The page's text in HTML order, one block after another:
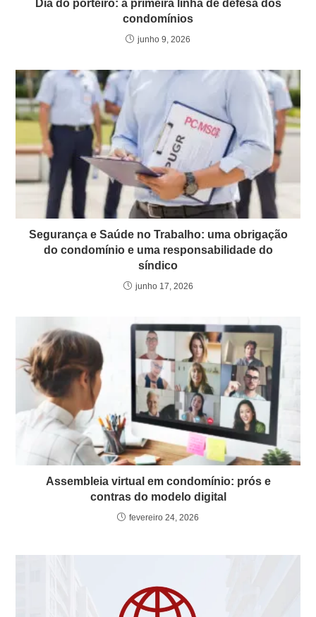
Dia do porteiro: a primeira linha de defesa dos
condomínios
junho 9, 2026
Segurança e Saúde no Trabalho: uma obrigação
do condomínio e uma responsabilidade do
síndico
junho 17, 2026
Assembleia virtual em condomínio: prós e
contras do modelo digital
fevereiro 24, 2026